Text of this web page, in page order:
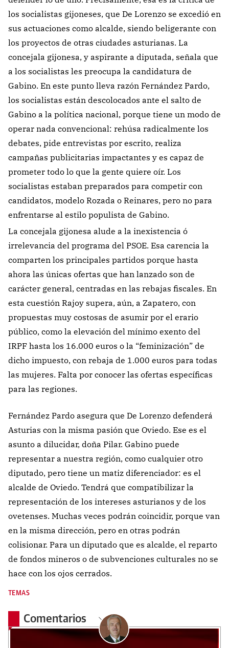
los socialistas gijoneses, que De Lorenzo se excedió en
sus actuaciones como alcalde, siendo beligerante con
los proyectos de otras ciudades asturianas. La
concejala gijonesa, y aspirante a diputada, señala que
a los socialistas les preocupa la candidatura de
Gabino. En este punto lleva razón Fernández Pardo,
los socialistas están descolocados ante el salto de
Gabino a la política nacional, porque tiene un modo de
operar nada convencional: rehúsa radicalmente los
debates, pide entrevistas por escrito, realiza
campañas publicitarias impactantes y es capaz de
prometer todo lo que la gente quiere oír. Los
socialistas estaban preparados para competir con
candidatos, modelo Rozada o Reinares, pero no para
enfrentarse al estilo populista de Gabino.
La concejala gijonesa alude a la inexistencia ó
irrelevancia del programa del PSOE. Esa carencia la
comparten los principales partidos porque hasta
ahora las únicas ofertas que han lanzado son de
carácter general, centradas en las rebajas fiscales. En
esta cuestión Rajoy supera, aún, a Zapatero, con
propuestas muy costosas de asumir por el erario
público, como la elevación del mínimo exento del
IRPF hasta los 16.000 euros o la “feminización” de
dicho impuesto, con rebaja de 1.000 euros para todas
las mujeres. Falta por conocer las ofertas específicas
para las regiones.
Fernández Pardo asegura que De Lorenzo defenderá
Asturias con la misma pasión que Oviedo. Ese es el
asunto a dilucidar, doña Pilar. Gabino puede
representar a nuestra región, como cualquier otro
diputado, pero tiene un matiz diferenciador: es el
alcalde de Oviedo. Tendrá que compatibilizar la
representación de los intereses asturianos y de los
ovetenses. Muchas veces podrán coincidir, porque van
en la misma dirección, pero en otras podrán
colisionar. Para un diputado que es alcalde, el reparto
de fondos mineros o de subvenciones culturales no se
hace con los ojos cerrados.
TEMAS
Comentarios